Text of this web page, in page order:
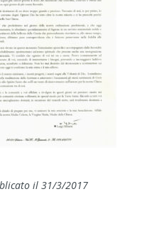
il 31/3/2017